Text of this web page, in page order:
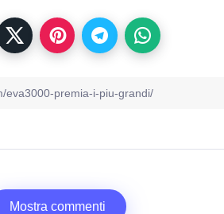
Mostra commenti